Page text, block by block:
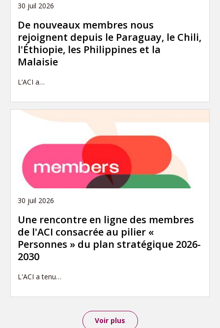
30 juil 2026
De nouveaux membres nous
rejoignent depuis le Paraguay, le Chili,
l'Éthiopie, les Philippines et la
Malaisie
L’ACI a…
30 juil 2026
Une rencontre en ligne des membres
de l'ACI consacrée au pilier «
Personnes » du plan stratégique 2026-
2030
L'ACI a tenu…
Voir plus